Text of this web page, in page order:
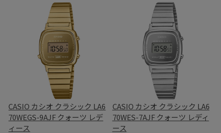
CASIO カシオ クラシック LA6
70WEGS-9AJF クォーツ レデ
ィース
CASIO カシオ クラシック LA6
70WES-7AJF クォーツ レディ
ース